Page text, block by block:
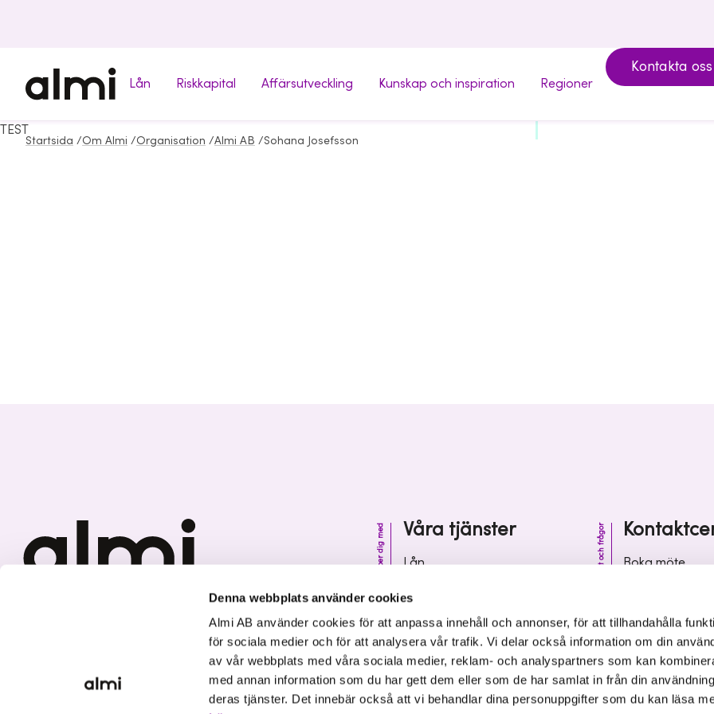
Denna webbplats använder cookies
Almi AB använder cookies för att anpassa innehåll och annonser, för att tillhandahålla
för sociala medier och för att analysera vår trafik. Vi delar också information om din
av vår webbplats med våra sociala medier, reklam- och analyspartners som kan
med annan information som du har gett dem eller som de har samlat in från din
deras tjänster. Det innebär också att vi behandlar dina personuppgifter som du kan läsa
Lån Riskkapital Affärsutveckling Kunskap och inspiration Regioner
Kontakta oss
Startsida /Om Almi /Organisation /Almi AB /Sohana Josefsson
TEST
Våra tjänster
Vi hjälper dig med
Lån
Affärsutveckling
Kunskap och inspiration
Kontakt och frågor
Boka möte
Vanliga frågor